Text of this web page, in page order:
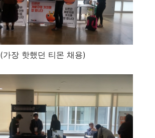
(가장 핫했던 티몬 채용)